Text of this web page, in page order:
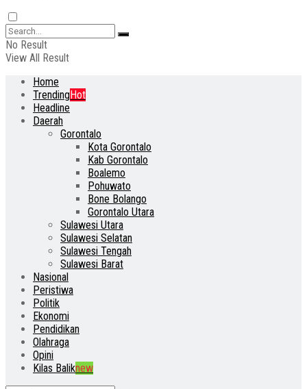
No Result
View All Result
Home
TrendingHot
Headline
Daerah
Gorontalo
Kota Gorontalo
Kab Gorontalo
Boalemo
Pohuwato
Bone Bolango
Gorontalo Utara
Sulawesi Utara
Sulawesi Selatan
Sulawesi Tengah
Sulawesi Barat
Nasional
Peristiwa
Politik
Ekonomi
Pendidikan
Olahraga
Opini
Kilas Baliknew